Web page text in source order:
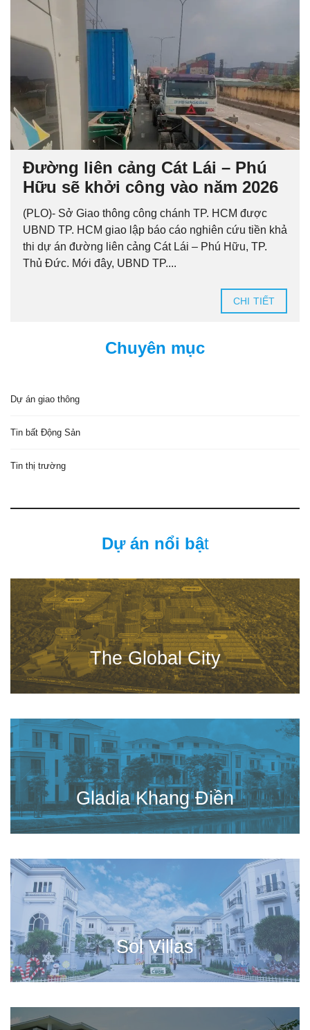
Đường liên cảng Cát Lái – Phú
Hữu sẽ khởi công vào năm 2026
(PLO)- Sở Giao thông công chánh TP. HCM được
UBND TP. HCM giao lập báo cáo nghiên cứu tiền khả
thi dự án đường liên cảng Cát Lái – Phú Hữu, TP.
Thủ Đức. Mới đây, UBND TP....
CHI TIẾT
Chuyên mục
Dự án giao thông
Tin bất Động Sản
Tin thị trường
Dự án nổi bật
The Global City
Gladia Khang Điền
Sol Villas